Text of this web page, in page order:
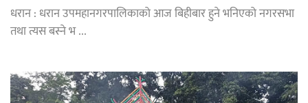
धरान : धरान उपमहानगरपालिकाको आज बिहीबार हुने भनिएको नगरसभा
तथा त्यस बस्ने भ ...